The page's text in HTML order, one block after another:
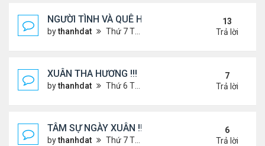
NGƯỜI TÌNH VÀ QUÊ HƯƠNG
bythanhdat Thứ 7 Tháng 7 13, 2024 12:55 pm
13
Trả lời
XUÂN THA HƯƠNG !!!
bythanhdat Thứ 6 Tháng 1 24, 2025 2:26 am
7
Trả lời
TÂM SỰ NGÀY XUÂN !!!
bythanhdat Thứ 7 Tháng 1 25, 2025 10:28 am
6
Trả lời